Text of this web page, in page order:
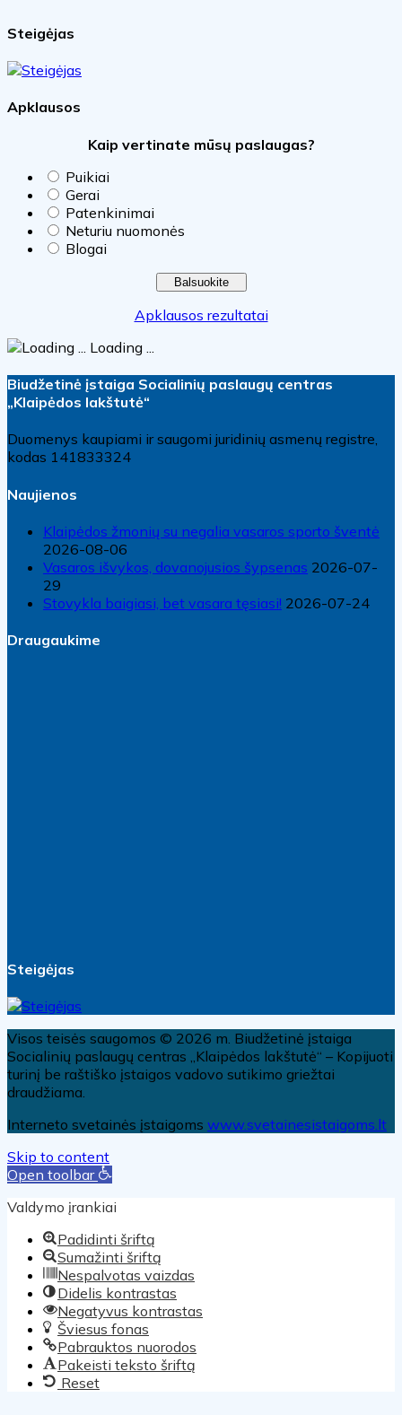
Steigėjas
Apklausos
Kaip vertinate mūsų paslaugas?
Puikiai
Gerai
Patenkinimai
Neturiu nuomonės
Blogai
Apklausos rezultatai
Loading ...
Biudžetinė įstaiga Socialinių paslaugų centras
„Klaipėdos lakštutė“
Duomenys kaupiami ir saugomi juridinių asmenų registre,
kodas 141833324
Naujienos
Klaipėdos žmonių su negalia vasaros sporto šventė
2026-08-06
Vasaros išvykos, dovanojusios šypsenas 2026-07-
29
Stovykla baigiasi, bet vasara tęsiasi! 2026-07-24
Draugaukime
Steigėjas
Visos teisės saugomos © 2026 m. Biudžetinė įstaiga
Socialinių paslaugų centras „Klaipėdos lakštutė“ – Kopijuoti
turinį be raštiško įstaigos vadovo sutikimo griežtai
draudžiama.
Interneto svetainės įstaigoms www.svetainesistaigoms.lt
Skip to content
Open toolbar
Valdymo įrankiai
Padidinti šriftą
Sumažinti šriftą
Nespalvotas vaizdas
Didelis kontrastas
Negatyvus kontrastas
Šviesus fonas
Pabrauktos nuorodos
Pakeisti teksto šriftą
Reset